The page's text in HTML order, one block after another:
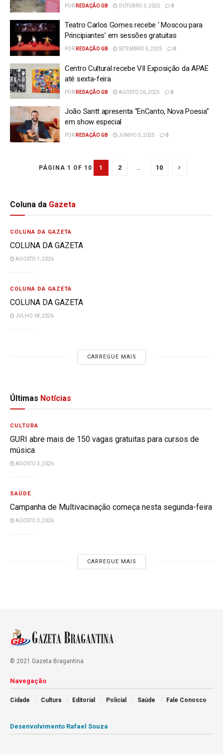
POR REDAÇÃO GB OUTUBRO 3, 2025 0
Teatro Carlos Gomes recebe ‘ Moscou para
Principiantes’ em sessões gratuitas
POR REDAÇÃO GB SETEMBRO 9, 2025 0
Centro Cultural recebe VII Exposição da APAE
até sexta-feira
POR REDAÇÃO GB AGOSTO 26, 2025 0
João Santt apresenta “EnCanto, Nova Poesia”
em show especial
POR REDAÇÃO GB JUNHO 3, 2025 0
PÁGINA 1 OF 10 1 2 10
Coluna da Gazeta
COLUNA DA GAZETA
COLUNA DA GAZETA
AGOSTO 1, 2026
COLUNA DA GAZETA
COLUNA DA GAZETA
JULHO 18, 2026
CARREGUE MAIS
Últimas Notícias
CULTURA
GURI abre mais de 150 vagas gratuitas para cursos de
música
AGOSTO 3, 2026
SAÚDE
Campanha de Multivacinação começa nesta segunda-feira
AGOSTO 3, 2026
CARREGUE MAIS
© 2021 Gazeta Bragantina
Navegação
Cidade Cultura Editorial Policial Saúde Fale Conosco
Desenvolvimento Rafael Souza